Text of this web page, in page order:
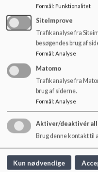
Kontakt til Teknisk service
Telefon: 28 98 01 54
E-mail:
Skolen ved Søerne
Niels Ebbesens Vej
2 - 4, 1928 Frb C
+45 3821 0150
Formål: Funktionalitet
SiteImprove
Trafikanalyse fra
besøgendes brug af
Formål : Analyse
Matomo
Trafikanalyse fra
brug af siderne.
Formål: Analyse
Aktiver/deaktivér
Brug denne kontakt til
Kun nødvendige